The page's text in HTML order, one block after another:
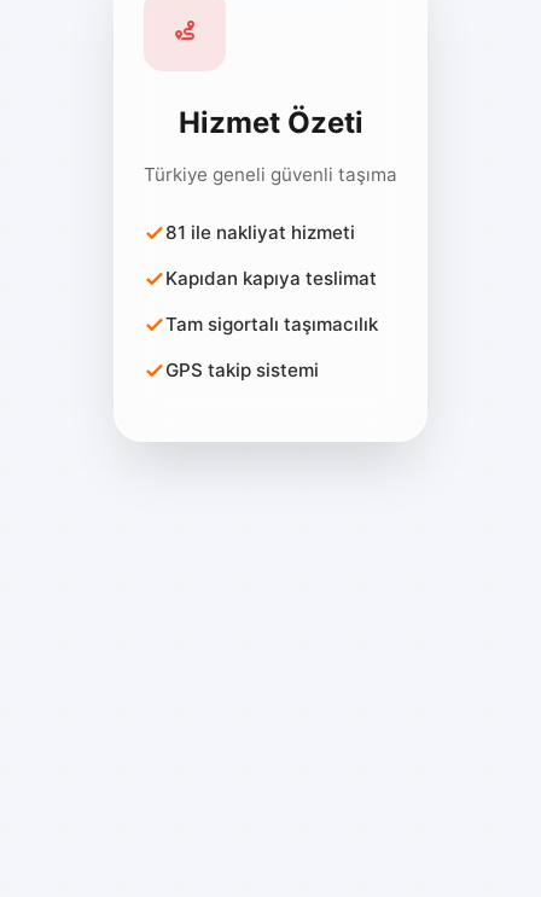
Hizmet Özeti
Türkiye geneli güvenli taşıma
81 ile nakliyat hizmeti
Kapıdan kapıya teslimat
Tam sigortalı taşımacılık
GPS takip sistemi